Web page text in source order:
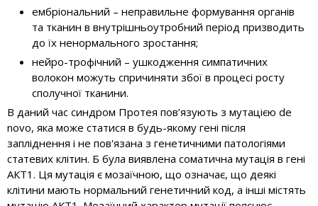
ембріональний – неправильне формування органів
та тканин в внутрішньоутробний період призводить
до їх ненормального зростання;
нейро-трофічний – ушкодження симпатичних
волокон можуть спричиняти збої в процесі росту
сполучної тканини.
В даний час синдром Протея пов’язують з мутацією de
novo, яка може статися в будь-якому гені після
запліднення і не пов'язана з генетичними патологіями
статевих клітин. Б була виявлена соматична мутація в гені
АКТ1. Ця мутація є мозаїчною, що означає, що деякі
клітини мають нормальний генетичний код, а інші містять